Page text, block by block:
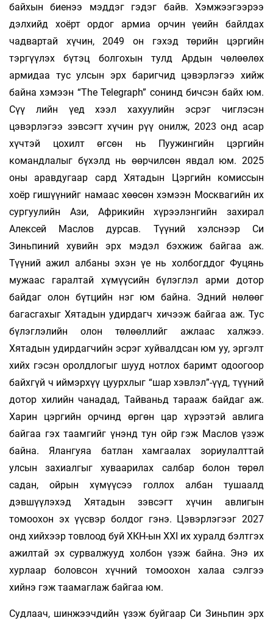
байхын биенээ мэддэг гэдэг байв. Хэмжээгээрээ
дэлхийд хоёрт ордог армиа орчин үеийн байлдах
чадвартай хүчин, 2049 он гэхэд төрийн цэргийн
тэргүүлэх бүтэц болгохын тулд Ардын чөлөөлөх
армидаа тус улсын эрх баригчид цэвэрлэгээ хийж
байна хэмээн “The Telegraph” сонинд бичсэн байх юм.
Сүү­ лийн үед хээл хахуулийн эсрэг чиглэсэн
цэвэрлэгээ зэвсэгт хүчин рүү онилж, 2023 онд асар
хүчтэй цохилт өгсөн нь Пуужингийн цэргийн
командлалыг бүхэлд нь өөрчилсөн явдал юм. 2025
оны аравдугаар сард Хятадын Цэргийн комиссын
хоёр гишүүнийг намаас хөөсөн хэмээн Москвагийн их
сургуулийн Ази, Африкийн хүрээлэнгийн захирал
Алексей Маслов дурсав. Түүний хэлснээр Си
Зиньпиний хувийн эрх мэдэл бэхжиж байгаа аж.
Түүний ажил албаны эхэн үе нь холбогддог Фуцянь
мужаас гаралтай хүмүүсийн бүлэглэл арми дотор
байдаг олон бүтцийн нэг юм байна. Эдний нөлөөг
багасгахыг Хятадын удирдагч хичээж байгаа аж. Тус
бүлэглэлийн олон төлөөллийг ажлаас халжээ.
Хятадын удирдагчийн эсрэг хуйвалдсан юм уу, эргэлт
хийх гэсэн оролдлогыг шууд нотлох баримт одоогоор
байхгүй ч иймэрхүү цуурхлыг “шар хэвлэл”-үүд, түүний
дотор хилийн чанадад, Тайваньд тарааж байдаг аж.
Харин цэргийн орчинд өргөн цар хүрээтэй авлига
байгаа гэх таамгийг үнэнд тун ойр гэж Маслов үзэж
байна. Ялангуяа батлан хамгаалах зориулалттай
улсын захиалгыг хуваарилах салбар болон төрөл
садан, ойрын хүмүүсээ голлох албан тушаалд
дэвшүүлэхэд Хятадын зэвсэгт хүчин авлигын
томоохон эх үүсвэр болдог гэнэ. Цэвэрлэгээг 2027
онд хийхээр товлоод буй ХКН-ын ХХI их хуралд бэлтгэх
ажилтай эх сурвалжууд холбон үзэж байна. Энэ их
хурлаар боловсон хүчний томоохон халаа сэлгээ
хийнэ гэж таамаглаж байгаа юм.
Судлаач, шинжээчдийн үзэж буйгаар Си Зиньпин эрх